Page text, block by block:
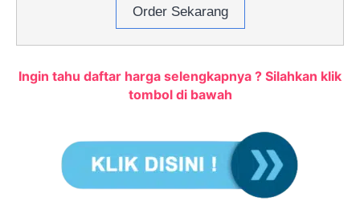
Order Sekarang
Ingin tahu daftar harga selengkapnya ? Silahkan klik
tombol di bawah